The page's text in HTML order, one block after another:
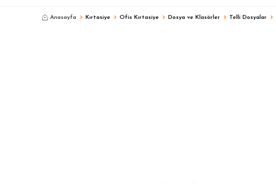
Anasayfa Kırtasiye Ofis Kırtasiye Dosya ve Klasörler Telli Dosyalar